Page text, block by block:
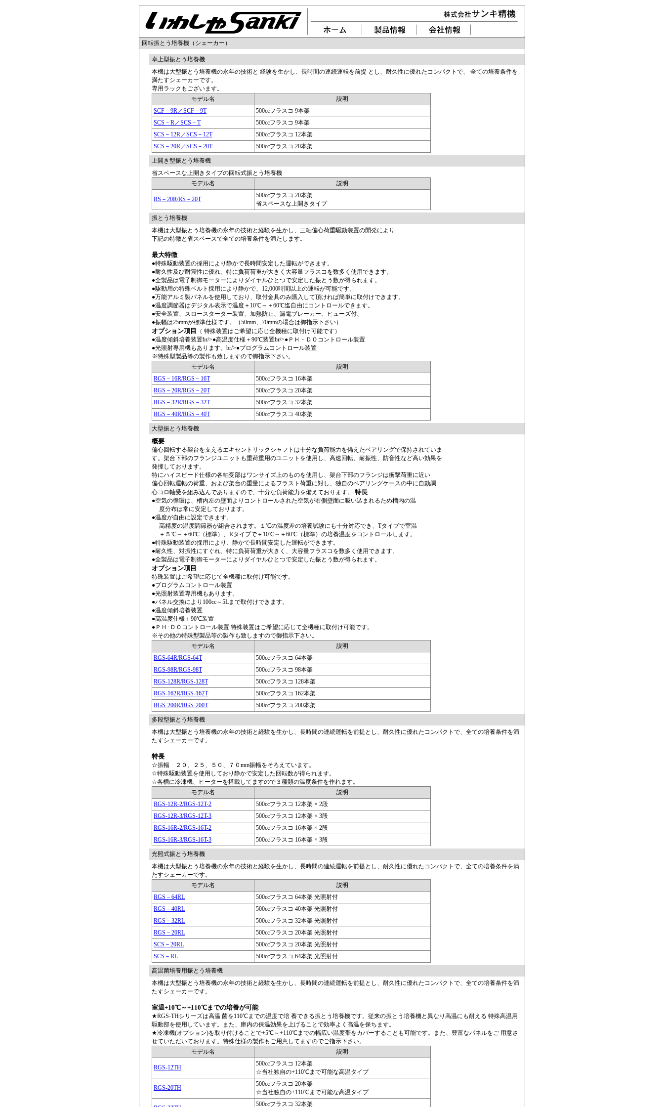
回転振とう培養機（シェーカー）
卓上型振とう培養機
本機は大型振とう培養機の永年の技術と 経験を生かし、長時間の連続運転を前提 とし、耐久性に優れたコンパクトで、 全ての培養条件を
満たすシェーカーです。
専用ラックもございます。
モデル名
説明
SCF－9R／SCF－9T
500ccフラスコ 9本架
SCS－R／SCS－T
500ccフラスコ 9本架
SCS－12R／SCS－12T
500ccフラスコ 12本架
SCS－20R／SCS－20T
500ccフラスコ 20本架
上開き型振とう培養機
省スペースな上開きタイプの回転式振とう培養機
モデル名
説明
RS－20R/RS－20T
500ccフラスコ 20本架
省スペースな上開きタイプ
振とう培養機
本機は大型振とう培養機の永年の技術と経験を生かし、三軸偏心荷重駆動装置の開発により
下記の特徴と省スペースで全ての培養条件を満たします。
最大特徴
●特殊駆動装置の採用により静かで長時間安定した運転ができます。
●耐久性及び耐震性に優れ、特に負荷荷重が大きく大容量フラスコを数多く使用できます。
●全製品は電子制御モーターによりダイヤルひとつで安定した振とう数が得られます。
●駆動用の特殊ベルト採用により静かで、12,000時間以上の運転が可能です。
●万能アルミ製パネルを使用しており、取付金具のみ購入して頂ければ簡単に取付けできます。
●温度調節器はデジタル表示で温度＋10℃～＋60℃迄自由にコントロールできます。
●安全装置、スロースターター装置、加熱防止、漏電ブレーカー、ヒューズ付、
●振幅は25mmが標準仕様です。（50mm、70mmの場合は御指示下さい）
オプション項目
（ 特殊装置はご希望に応じ全機種に取付け可能です）
●温度傾斜培養装置br/>●高温度仕様＋90℃装置br/>●ＰＨ・ＤＯコントロール装置
●光照射専用機もあります。br/>●プログラムコントロール装置
※特殊型製品等の製作も致しますので御指示下さい。
モデル名
説明
RGS－16R/RGS－16T
500ccフラスコ 16本架
RGS－20R/RGS－20T
500ccフラスコ 20本架
RGS－32R/RGS－32T
500ccフラスコ 32本架
RGS－40R/RGS－40T
500ccフラスコ 40本架
大型振とう培養機
概要
偏心回転する架台を支えるエキセントリックシャフトは十分な負荷能力を備えたベアリングで保持されていま
す。架台下部のフランジユニットも重荷重用のユニットを使用し、高速回転、耐振性、防音性など高い効果を
発揮しております。
特にハイスピード仕様の各軸受部はワンサイズ上のものを使用し、架台下部のフランジは衝撃荷重に近い
偏心回転運転の荷重、および架台の重量によるフラスト荷重に対し、独自のベアリングケースの中に自動調
心コロ軸受を組み込んでありますので、十分な負荷能力を備えております。 特長
●空気の循環は、槽内左の壁面よりコントロールされた空気が右側壁面に吸い込まれるため槽内の温
度分布は常に安定しております。
●温度が自由に設定できます。
高精度の温度調節器が組合されます。１℃の温度差の培養試験にも十分対応でき、Tタイプで室温
＋５℃～＋60℃（標準）、Rタイプで＋10℃～＋60℃（標準）の培養温度をコントロールします。
●特殊駆動装置の採用により、静かで長時間安定した運転ができます。
●耐久性、対振性にすぐれ、特に負荷荷重が大きく、大容量フラスコを数多く使用できます。
●全製品は電子制御モーターによりダイヤルひとつで安定した振とう数が得られます。
オプション項目
特殊装置はご希望に応じて全機種に取付け可能です。
●プログラムコントロール装置
●光照射装置専用機もあります。
●パネル交換により100cc～5Lまで取付けできます。
●温度傾斜培養装置
●高温度仕様＋90℃装置
●ＰＨ･ＤＯコントロール装置 特殊装置はご希望に応じて全機種に取付け可能です。
※その他の特殊型製品等の製作も致しますので御指示下さい。
モデル名
説明
RGS-64R/RGS-64T
500ccフラスコ 64本架
RGS-98R/RGS-98T
500ccフラスコ 98本架
RGS-128R/RGS-128T
500ccフラスコ 128本架
RGS-162R/RGS-162T
500ccフラスコ 162本架
RGS-200R/RGS-200T
500ccフラスコ 200本架
多段型振とう培養機
本機は大型振とう培養機の永年の技術と経験を生かし、長時間の連続運転を前提とし、耐久性に優れたコンパクトで、全ての培養条件を満
たすシェーカーです。
特長
☆振幅 ２０、２５、５０、７０mm振幅をそろえています。
☆特殊駆動装置を使用しており静かで安定した回転数が得られます。
☆各槽に冷凍機、ヒーターを搭載してますので３種類の温度条件を作れます。
モデル名
説明
RGS-12R-2/RGS-12T-2
500ccフラスコ 12本架 × 2段
RGS-12R-3/RGS-12T-3
500ccフラスコ 12本架 × 3段
RGS-16R-2/RGS-16T-2
500ccフラスコ 16本架 × 2段
RGS-16R-3/RGS-16T-3
500ccフラスコ 16本架 × 3段
光照式振とう培養機
本機は大型振とう培養機の永年の技術と経験を生かし、長時間の連続運転を前提とし、耐久性に優れたコンパクトで、全ての培養条件を満
たすシェーカーです。
モデル名
説明
RGS－64RL
500ccフラスコ 64本架 光照射付
RGS－40RL
500ccフラスコ 40本架 光照射付
RGS－32RL
500ccフラスコ 32本架 光照射付
RGS－20RL
500ccフラスコ 20本架 光照射付
SCS－20RL
500ccフラスコ 20本架 光照射付
SCS－RL
500ccフラスコ 64本架 光照射付
高温菌培養用振とう培養機
本機は大型振とう培養機の永年の技術と経験を生かし、長時間の連続運転を前提とし、耐久性に優れたコンパクトで、全ての培養条件を満
たすシェーカーです。
室温+10℃～+110℃までの培養が可能
★RGS-THシリーズは高温 菌を110℃までの温度で培 養できる振とう培養機です。従来の振とう培養機と異なり高温にも耐える 特殊高温用
駆動部を使用しています。また、庫内の保温効果を上げることで効率よく高温を保ちます。
★冷凍機(オプション)を取り付けることで+5℃～+110℃までの幅広い温度帯をカバーすることも可能です。また、豊富なパネルをご 用意さ
せていただいております。特殊仕様の製作もご用意してますのでご指示下さい。
モデル名
説明
RGS-12TH
500ccフラスコ 12本架
☆当社独自の+110℃まで可能な高温タイプ
RGS-20TH
500ccフラスコ 20本架
☆当社独自の+110℃まで可能な高温タイプ
500ccフラスコ 32本架